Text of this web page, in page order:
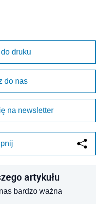
druku
do nas
na newsletter
artykułu
bardzo ważna